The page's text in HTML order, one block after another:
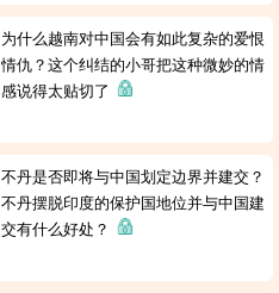
为什么越南对中国会有如此复杂的爱恨
情仇？这个纠结的小哥把这种微妙的情
感说得太贴切了
不丹是否即将与中国划定边界并建交？
不丹摆脱印度的保护国地位并与中国建
交有什么好处？